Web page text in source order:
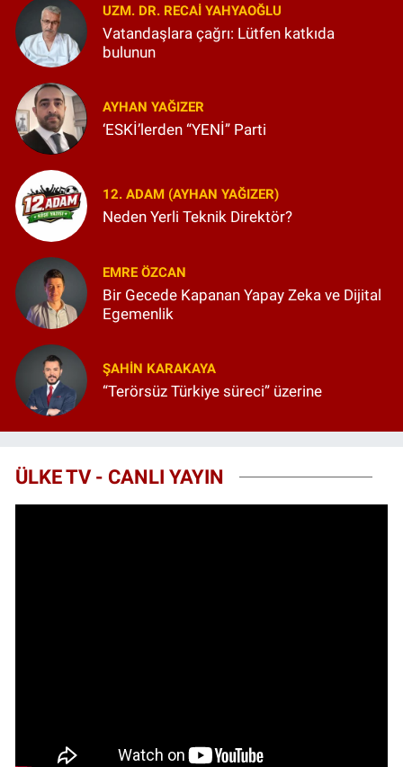
UZM. DR. RECAI YAHYAOĞLU
Vatandaşlara çağrı: Lütfen katkıda
bulunun
AYHAN YAĞIZER
‘ESKİ’lerden “YENİ” Parti
12. ADAM (AYHAN YAĞIZER)
Neden Yerli Teknik Direktör?
EMRE ÖZCAN
Bir Gecede Kapanan Yapay Zeka ve Dijital
Egemenlik
ŞAHIN KARAKAYA
“Terörsüz Türkiye süreci” üzerine
ÜLKE TV - CANLI YAYIN